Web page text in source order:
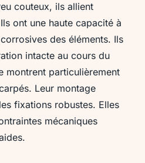
couteux, ils allient
ont une haute capacité à
des éléments. Ils
intacte au cours du
montrent particulièrement
Leur montage
fixations robustes. Elles
mécaniques